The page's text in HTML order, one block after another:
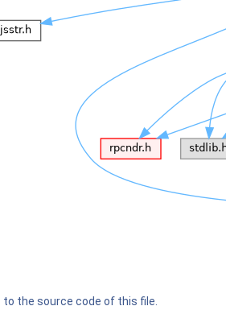
to the source code of this file.